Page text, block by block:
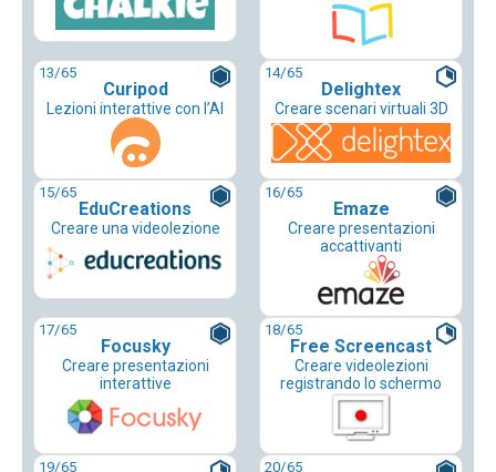
13/65
Curipod
Lezioni interattive con l’AI
14/65
Delightex
Creare scenari virtuali 3D
15/65
EduCreations
Creare una videolezione
16/65
Emaze
Creare presentazioni
accattivanti
17/65
Focusky
Creare presentazioni
interattive
18/65
Free Screencast
Creare videolezioni
registrando lo schermo
19/65 20/65